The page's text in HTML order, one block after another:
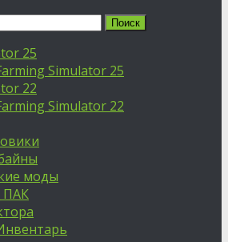
25
Simulator 25
22
Simulator 22
моды